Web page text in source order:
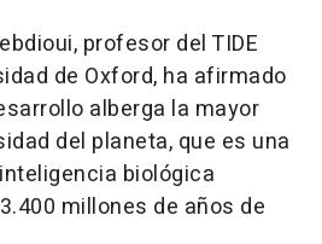
profesor del TIDE
de Oxford, ha afirmado
alberga la mayor
del planeta, que es una
biológica
millones de años de